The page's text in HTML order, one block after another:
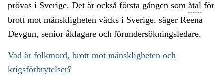
prövas i Sverige. Det är också första gången som åtal för
brott mot mänskligheten väcks i Sverige, säger Reena
Devgun, senior åklagare och förundersökningsledare.
Vad är folkmord, brott mot mänskligheten och
krigsförbrytelser?